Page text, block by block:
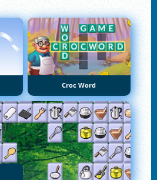
Croc Word